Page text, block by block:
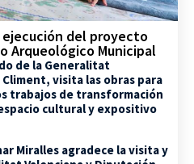
ejecución del proyecto
Arqueológico Municipal
de la Generalitat
visita las obras para
trabajos de transformación
cultural y expositivo
Miralles agradece la visita y